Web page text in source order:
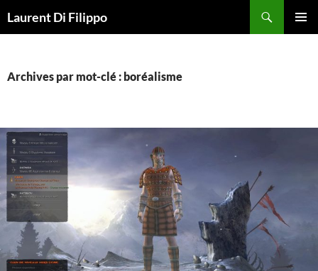
auLaurent Di Filippo
Archives par mot-clé : boréalisme